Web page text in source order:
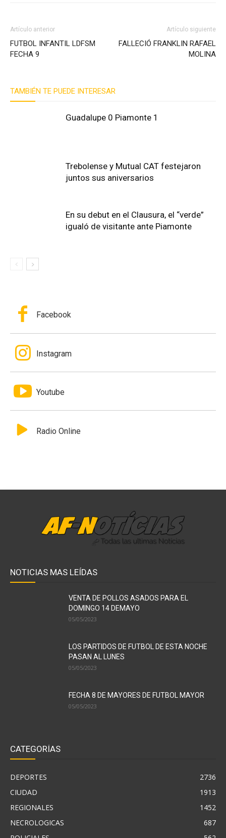
Artículo anterior
FUTBOL INFANTIL LDFSM
FECHA 9
Artículo siguiente
FALLECIÓ FRANKLIN RAFAEL
MOLINA
TAMBIÉN TE PUEDE INTERESAR
Guadalupe 0 Piamonte 1
Trebolense y Mutual CAT festejaron
juntos sus aniversarios
En su debut en el Clausura, el “verde”
igualó de visitante ante Piamonte
Facebook
Instagram
Youtube
Radio Online
NOTICIAS MAS LEÍDAS
VENTA DE POLLOS ASADOS PARA EL
DOMINGO 14 DEMAYO
05/05/2023
LOS PARTIDOS DE FUTBOL DE ESTA NOCHE
PASAN AL LUNES
05/05/2023
FECHA 8 DE MAYORES DE FUTBOL MAYOR
05/05/2023
CATEGORÍAS
DEPORTES
2736
CIUDAD
1913
REGIONALES
1452
NECROLOGICAS
687